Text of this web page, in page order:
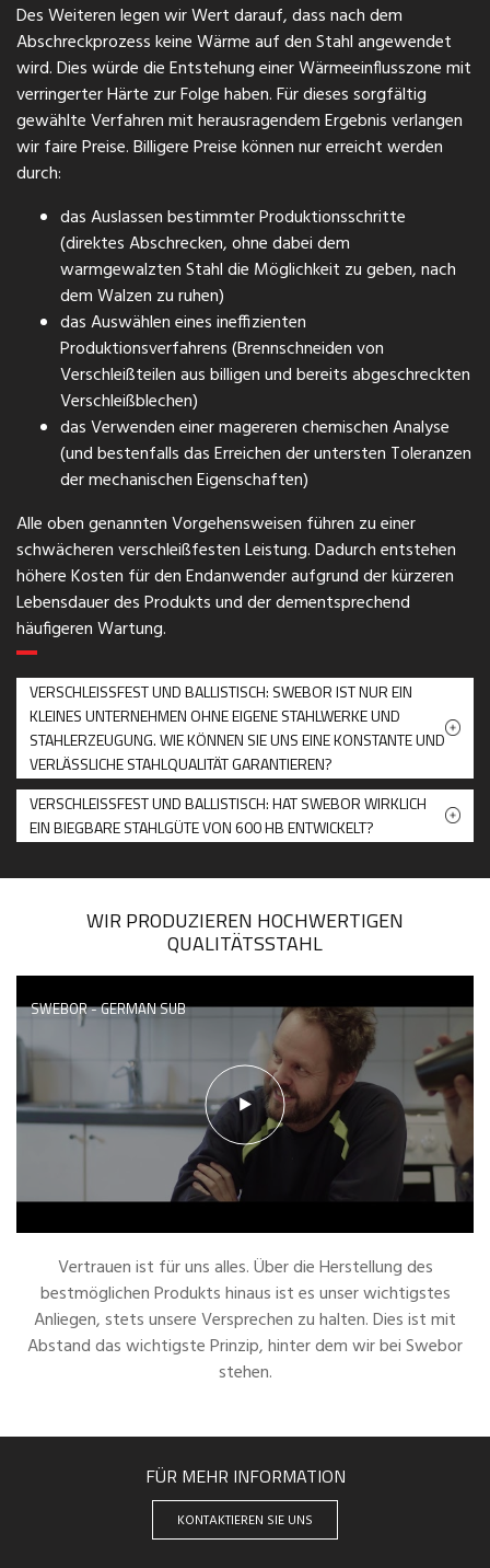
Des Weiteren legen wir Wert darauf, dass nach dem
Abschreckprozess keine Wärme auf den Stahl angewendet
wird. Dies würde die Entstehung einer Wärmeeinflusszone mit
verringerter Härte zur Folge haben. Für dieses sorgfältig
gewählte Verfahren mit herausragendem Ergebnis verlangen
wir faire Preise. Billigere Preise können nur erreicht werden
durch:
das Auslassen bestimmter Produktionsschritte
(direktes Abschrecken, ohne dabei dem
warmgewalzten Stahl die Möglichkeit zu geben, nach
dem Walzen zu ruhen)
das Auswählen eines ineffizienten
Produktionsverfahrens (Brennschneiden von
Verschleißteilen aus billigen und bereits abgeschreckten
Verschleißblechen)
das Verwenden einer magereren chemischen Analyse
(und bestenfalls das Erreichen der untersten Toleranzen
der mechanischen Eigenschaften)
Alle oben genannten Vorgehensweisen führen zu einer
schwächeren verschleißfesten Leistung. Dadurch entstehen
höhere Kosten für den Endanwender aufgrund der kürzeren
Lebensdauer des Produkts und der dementsprechend
häufigeren Wartung.
VERSCHLEISSFEST UND BALLISTISCH: SWEBOR IST NUR EIN
KLEINES UNTERNEHMEN OHNE EIGENE STAHLWERKE UND
STAHLERZEUGUNG. WIE KÖNNEN SIE UNS EINE KONSTANTE UND
VERLÄSSLICHE STAHLQUALITÄT GARANTIEREN?
VERSCHLEISSFEST UND BALLISTISCH: HAT SWEBOR WIRKLICH
EIN BIEGBARE STAHLGÜTE VON 600 HB ENTWICKELT?
WIR PRODUZIEREN HOCHWERTIGEN
QUALITÄTSSTAHL
SWEBOR - GERMAN SUB
Vertrauen ist für uns alles. Über die Herstellung des
bestmöglichen Produkts hinaus ist es unser wichtigstes
Anliegen, stets unsere Versprechen zu halten. Dies ist mit
Abstand das wichtigste Prinzip, hinter dem wir bei Swebor
stehen.
FÜR MEHR INFORMATION
KONTAKTIEREN SIE UNS